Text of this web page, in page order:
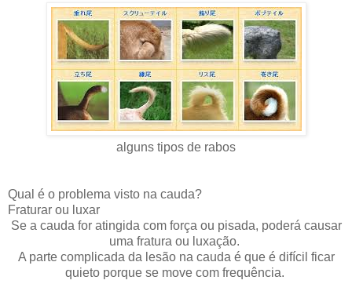
alguns tipos de rabos
Qual é o problema visto na cauda?
Fraturar ou luxar
Se a cauda for atingida com força ou pisada, poderá causar
uma fratura ou luxação.
A parte complicada da lesão na cauda é que é difícil ficar
quieto porque se move com frequência.